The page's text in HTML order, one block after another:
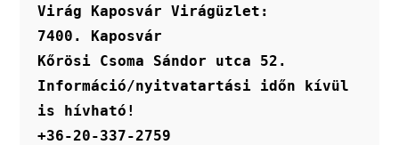
Virág Kaposvár Virágüzlet:
7400. Kaposvár
Kőrösi Csoma Sándor utca 52.
Információ/nyitvatartási időn kívül
is hívható!
+36-20-337-2759